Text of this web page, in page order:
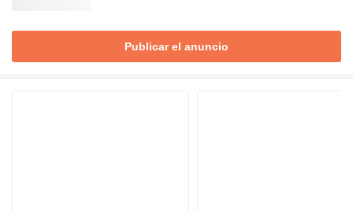
Publicar el anuncio